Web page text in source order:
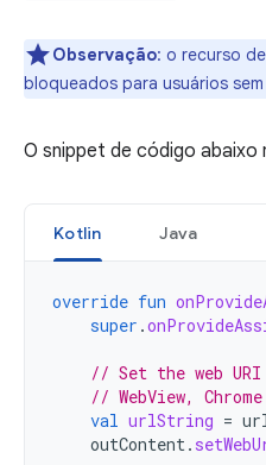
Observação: o recurso
bloqueados para usuários
O snippet de código
Kotlin Java
override fun
super .
// Set the web
// WebView,
val urlString =
outContent.